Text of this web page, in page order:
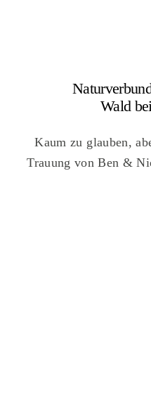
Wald
Kaum zu glauben,
Trauung von Ben &